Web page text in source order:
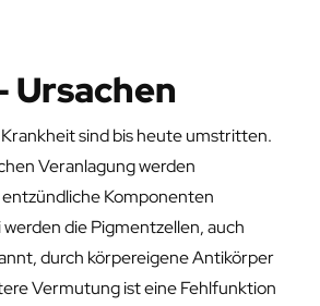
sind bis heute umstritten.
Veranlagung werden
Komponenten
die Pigmentzellen, auch
durch körpereigene Antikörper
Vermutung ist eine Fehlfunktion